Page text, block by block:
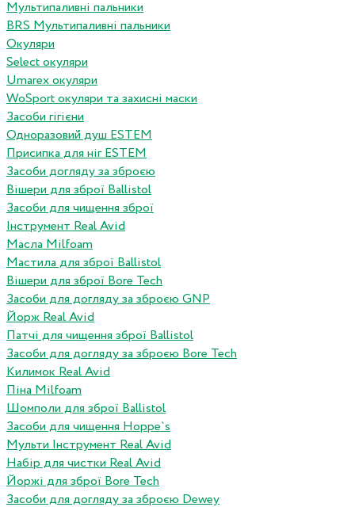
Мультипаливні пальники
BRS Мультипаливні пальники
Окуляри
Select окуляри
Umarex окуляри
WoSport окуляри та захисні маски
Засоби гігієни
Одноразовий душ ESTEM
Присипка для ніг ESTEM
Засоби догляду за зброєю
Вішери для зброї Ballistol
Засоби для чищення зброї
Інструмент Real Avid
Масла Milfoam
Мастила для зброї Ballistol
Вішери для зброї Bore Tech
Засоби для догляду за зброєю GNP
Йорж Real Avid
Патчі для чищення зброї Ballistol
Засоби для догляду за зброєю Bore Tech
Килимок Real Avid
Піна Milfoam
Шомполи для зброї Ballistol
Засоби для чищення Hoppe`s
Мульти Інструмент Real Avid
Набір для чистки Real Avid
Йоржі для зброї Bore Tech
Засоби для догляду за зброєю Dewey